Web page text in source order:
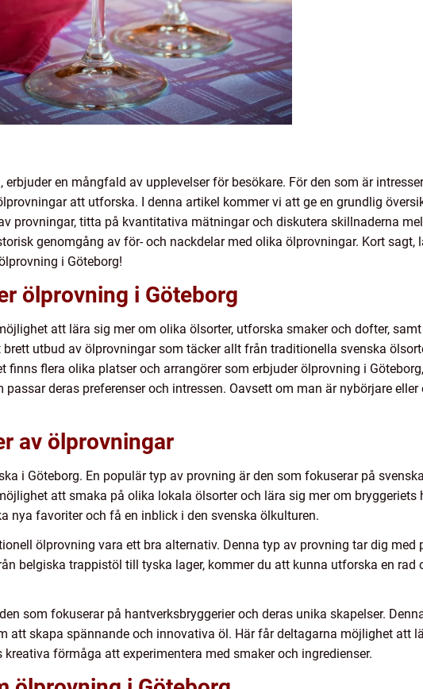
en mångfald av upplevelser för besökare. För den som är
att utforska. I denna artikel kommer vi att ge en grundlig
provningar, titta på kvantitativa mätningar och diskutera skillnaderna
genomgång av för- och nackdelar med olika ölprovningar. Kort sagt,
i Göteborg!
ölprovning i Göteborg
att lära sig mer om olika ölsorter, utforska smaker och dofter,
utbud av ölprovningar som täcker allt från traditionella svenska
finns flera olika platser och arrangörer som erbjuder ölprovning i
deras preferenser och intressen. Oavsett om man är nybörjare eller
av ölprovningar
i Göteborg. En populär typ av provning är den som fokuserar på
att smaka på olika lokala ölsorter och lära sig mer om bryggeriets
nya favoriter och få en inblick i den svenska ölkulturen.
ölprovning vara ett bra alternativ. Denna typ av provning tar dig med
belgiska trappistöl till tyska lager, kommer du att kunna utforska en rad
som fokuserar på hantverksbryggerier och deras unika skapelser.
att skapa spännande och innovativa öl. Här får deltagarna möjlighet att
förmåga att experimentera med smaker och ingredienser.